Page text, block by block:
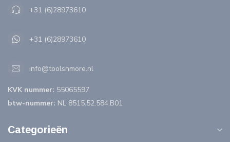
+31 (6)28973610
+31 (6)28973610
info@toolsnmore.nl
KVK nummer: 55065597
btw-nummer: NL 8515.52.584.B01
Categorieën